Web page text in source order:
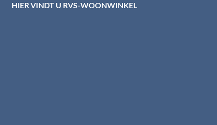
HIER VINDT U RVS-WOONWINKEL